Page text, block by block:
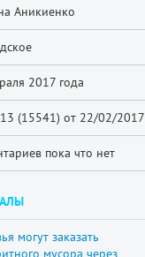
Аникиенко
2017 года
(15541) от 22/02/2017
пока что нет
могут заказать
мусора через